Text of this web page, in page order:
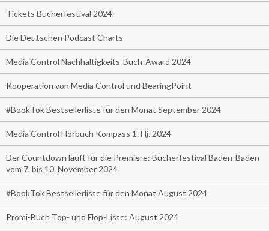
Tickets Bücherfestival 2024
Die Deutschen Podcast Charts
Media Control Nachhaltigkeits-Buch-Award 2024
Kooperation von Media Control und BearingPoint
#BookTok Bestsellerliste für den Monat September 2024
Media Control Hörbuch Kompass 1. Hj. 2024
Der Countdown läuft für die Premiere: Bücherfestival Baden-Baden
vom 7. bis 10. November 2024
#BookTok Bestsellerliste für den Monat August 2024
Promi-Buch Top- und Flop-Liste: August 2024